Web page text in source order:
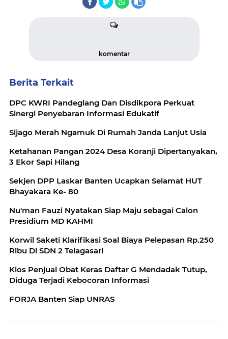
komentar
Berita Terkait
DPC KWRI Pandeglang Dan Disdikpora Perkuat
Sinergi Penyebaran Informasi Edukatif
Sijago Merah Ngamuk Di Rumah Janda Lanjut Usia
Ketahanan Pangan 2024 Desa Koranji Dipertanyakan,
3 Ekor Sapi Hilang
Sekjen DPP Laskar Banten Ucapkan Selamat HUT
Bhayakara Ke- 80
Nu'man Fauzi Nyatakan Siap Maju sebagai Calon
Presidium MD KAHMI
Korwil Saketi Klarifikasi Soal Biaya Pelepasan Rp.250
Ribu Di SDN 2 Telagasari
Kios Penjual Obat Keras Daftar G Mendadak Tutup,
Diduga Terjadi Kebocoran Informasi
FORJA Banten Siap UNRAS